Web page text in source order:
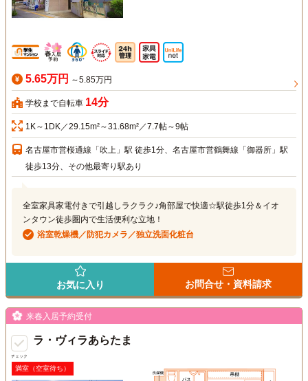
5.65万円 ～5.85万円
学校まで自転車 14分
1K～1DK／29.15m²～31.68m²／7.7帖～9帖
名古屋市営桜通線「吹上」駅 徒歩1分、名古屋市営鶴舞線「御器所」駅
徒歩13分、その他最寄り駅あり
全室家具家電付きで引越しラクラク♪角部屋で快適☆駅徒歩1分＆イオ
ンタウン徒歩圏内で生活便利な立地！
浴室乾燥機／防犯カメラ／独立洗面化粧台
お気に入り お問合せ・資料請求
チェック
来春入居予約受付
ラ・ヴィラあらたま
満室（空室待ち）